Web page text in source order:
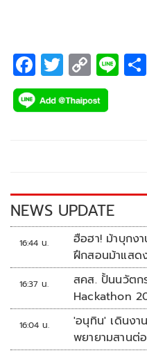
ญาติๆ เพื่อนๆ ถามว่าทำไมยั
F
ac
e
k
T
wi
tt
C
o
p
k
Li
NEWS UPDATE
16:44 น.
ฮือฮา! ม้าบุกง
ฝึกสอนม้าแสด
16:37 น.
สคส. ปั้นนวัตก
Hackathon
for all’ สู่โซลู
ใช้ได้จริง
16:04 น.
'อนุทิน' เดินงา
พยายามสานต่